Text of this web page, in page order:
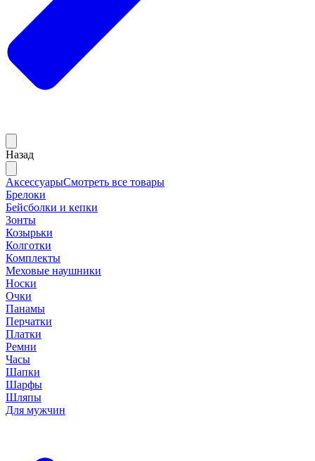
Назад
АксессуарыСмотреть все товары
Брелоки
Бейсболки и кепки
Зонты
Козырьки
Колготки
Комплекты
Меховые наушники
Носки
Очки
Панамы
Перчатки
Платки
Ремни
Часы
Шапки
Шарфы
Шляпы
Для мужчин